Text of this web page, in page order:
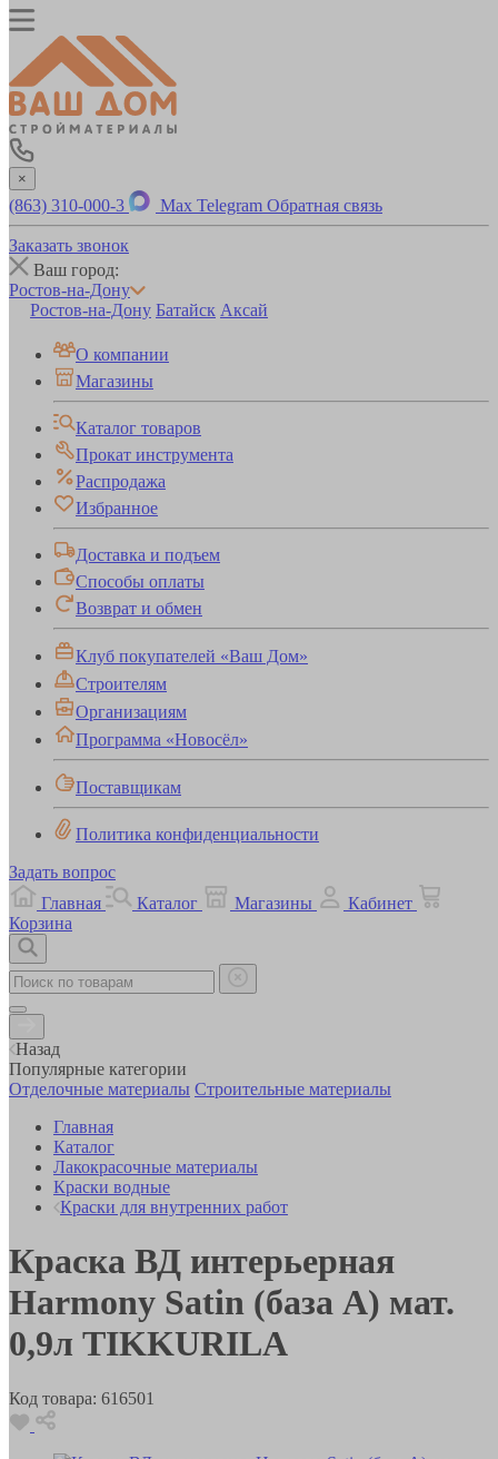
×
(863) 310-000-3 Max Telegram Обратная связь
Заказать звонок
Ваш город:
Ростов-на-Дону
Ростов-на-Дону Батайск Аксай
О компании
Магазины
Каталог товаров
Прокат инструмента
Распродажа
Избранное
Доставка и подъем
Способы оплаты
Возврат и обмен
Клуб покупателей «Ваш Дом»
Строителям
Организациям
Программа «Новосёл»
Поставщикам
Политика конфиденциальности
Задать вопрос
Главная
Каталог Магазины
Кабинет
Корзина
Назад
Популярные категории
Отделочные материалы Строительные материалы
Главная
Каталог
Лакокрасочные материалы
Краски водные
Краски для внутренних работ
Краска ВД интерьерная
Harmony Satin (база A) мат.
0,9л TIKKURILA
Код товара: 616501